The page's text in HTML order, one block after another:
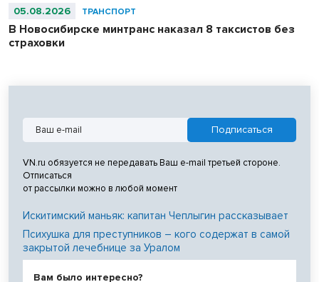
05.08.2026 ТРАНСПОРТ
В Новосибирске минтранс наказал 8 таксистов без
страховки
VN.ru обязуется не передавать Ваш e-mail третьей стороне.
Отписаться
от рассылки можно в любой момент
Искитимский маньяк: капитан Чеплыгин рассказывает
Психушка для преступников – кого содержат в самой
закрытой лечебнице за Уралом
Вам было интересно?